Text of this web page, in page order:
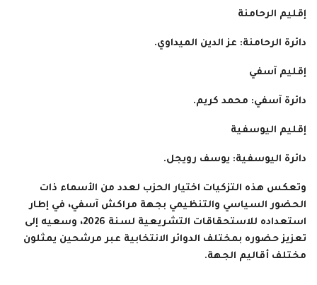
إقليم الرحامنة
دائرة الرحامنة: عز الدين الميداوي.
إقليم آسفي
دائرة آسفي: محمد كريم.
إقليم اليوسفية
دائرة اليوسفية: يوسف رويجل.
وتعكس هذه التزكيات اختيار الحزب لعدد من الأسماء ذات
الحضور السياسي والتنظيمي بجهة مراكش آسفي، في إطار
استعداده للاستحقاقات التشريعية لسنة 2026، وسعيه إلى
تعزيز حضوره بمختلف الدوائر الانتخابية عبر مرشحين يمثلون
مختلف أقاليم الجهة.